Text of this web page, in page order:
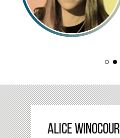
Alice Winocour